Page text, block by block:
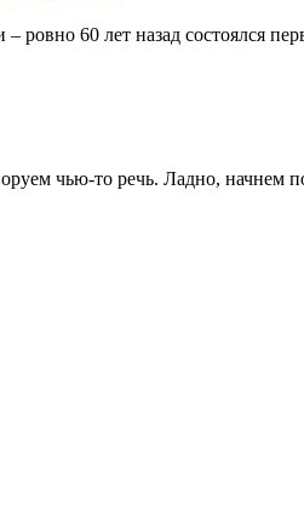
ровно 60 лет назад состоялся
чью-то речь. Ладно, начнем